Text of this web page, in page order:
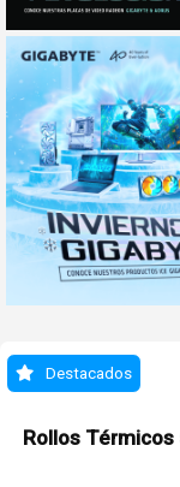
Destacados
Rollos Térmicos